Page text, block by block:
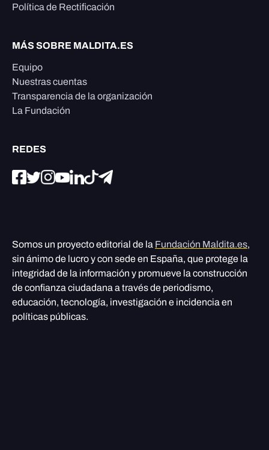
Política de Rectificación
MÁS SOBRE MALDITA.ES
Equipo
Nuestras cuentas
Transparencia de la organización
La Fundación
REDES
Somos un proyecto editorial de la Fundación Maldita.es,
sin ánimo de lucro y con sede en España, que protege la
integridad de la información y promueve la construcción
de confianza ciudadana a través de periodismo,
educación, tecnología, investigación e incidencia en
políticas públicas.